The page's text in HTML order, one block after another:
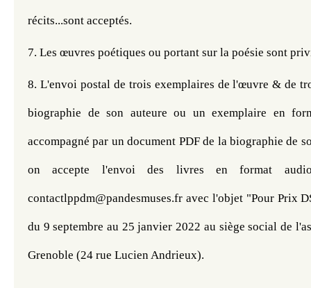
récits...sont acceptés.
7. Les œuvres poétiques ou portant sur la poésie sont
8. L'envoi postal de trois exemplaires de l'œuvre & de
biographie de son auteure ou un exemplaire en
accompagné par un document PDF de la biographie de
on accepte l'envoi des livres en format
contactlppdm@pandesmuses.fr avec l'objet "Pour Prix
du 9 septembre au 25 janvier 2022 au siège social de
Grenoble (24 rue Lucien Andrieux).